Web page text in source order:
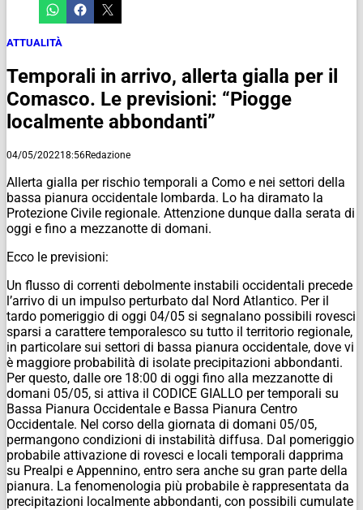
ATTUALITÀ
Temporali in arrivo, allerta gialla per il
Comasco. Le previsioni: “Piogge
localmente abbondanti”
04/05/202218:56Redazione
Allerta gialla per rischio temporali a Como e nei settori della
bassa pianura occidentale lombarda. Lo ha diramato la
Protezione Civile regionale. Attenzione dunque dalla serata di
oggi e fino a mezzanotte di domani.
Ecco le previsioni:
Un flusso di correnti debolmente instabili occidentali precede
l’arrivo di un impulso perturbato dal Nord Atlantico. Per il
tardo pomeriggio di oggi 04/05 si segnalano possibili rovesci
sparsi a carattere temporalesco su tutto il territorio regionale,
in particolare sui settori di bassa pianura occidentale, dove vi
è maggiore probabilità di isolate precipitazioni abbondanti.
Per questo, dalle ore 18:00 di oggi fino alla mezzanotte di
domani 05/05, si attiva il CODICE GIALLO per temporali su
Bassa Pianura Occidentale e Bassa Pianura Centro
Occidentale. Nel corso della giornata di domani 05/05,
permangono condizioni di instabilità diffusa. Dal pomeriggio
probabile attivazione di rovesci e locali temporali dapprima
su Prealpi e Appennino, entro sera anche su gran parte della
pianura. La fenomenologia più probabile è rappresentata da
precipitazioni localmente abbondanti, con possibili cumulate